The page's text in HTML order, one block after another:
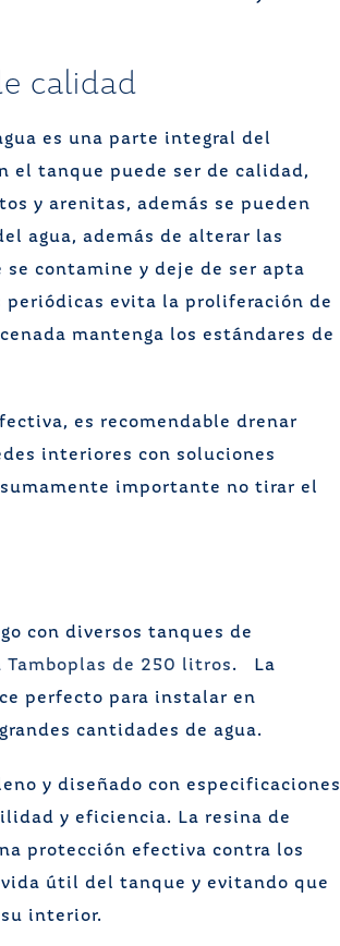
calidad
es una parte integral del
el tanque puede ser de calidad,
y arenitas, además se pueden
agua, además de alterar las
contamine y deje de ser apta
periódicas evita la proliferación de
mantenga los estándares de
es recomendable drenar
interiores con soluciones
importante no tirar el
con diversos tanques de
Tamboplas de 250 litros. La
perfecto para instalar en
cantidades de agua.
y diseñado con especificaciones
y eficiencia. La resina de
protección efectiva contra los
útil del tanque y evitando que
interior.